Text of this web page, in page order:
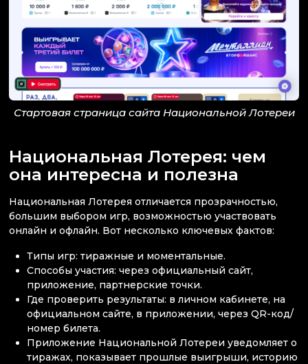
Стартовая страница сайта Национальной Лотереи
Национальная Лотерея: чем
она интересна и полезна
Национальная Лотерея отличается прозрачностью,
большим выбором игр, возможностью участвовать
онлайн и офлайн. Вот несколько ключевых фактов:
Типы игр: тиражные и моментальные.
Способы участия: через официальный сайт,
приложение, партнерские точки.
Где проверить результаты: в личном кабинете, на
официальном сайте, в приложении, через QR-код/
номер билета.
Приложение Национальной Лотереи уведомляет о
тиражах, показывает прошлые выигрыши, историю